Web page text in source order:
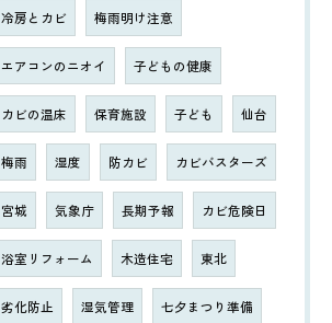
冷房とカビ 梅雨明け注意
エアコンのニオイ 子どもの健康
カビの温床 保育施設 子ども 仙台
梅雨 湿度 防カビ カビバスターズ
宮城 気象庁 長期予報 カビ危険日
浴室リフォーム 木造住宅 東北
劣化防止 湿気管理 七夕まつり準備